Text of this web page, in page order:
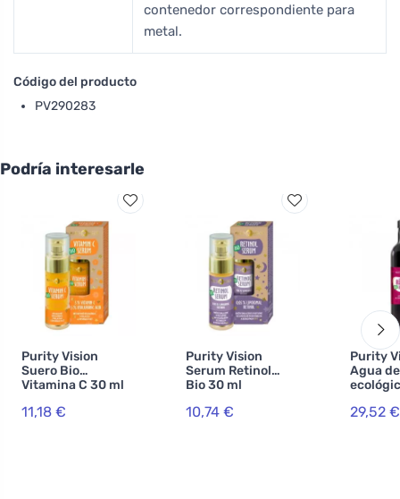
contenedor correspondiente para
metal.
Código del producto
PV290283
Podría interesarle
Purity Vision
Suero Bio
Vitamina C 30 ml
11,18 €
Purity Vision
Serum Retinol
Bio 30 ml
10,74 €
Purity
Agua
29,52 €